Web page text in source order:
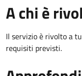
A chi è
Il servizio è rivolto a
requisiti previsti.